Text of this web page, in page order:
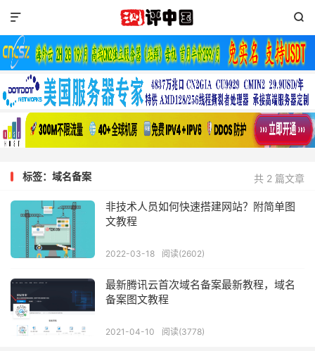


共 2 篇文章
标签：域名备案
非技术人员如何快速搭建网站？附简单图
文教程
2022-03-18 阅读(2602)
最新腾讯云首次域名备案最新教程，域名
备案图文教程
2021-04-10 阅读(3778)